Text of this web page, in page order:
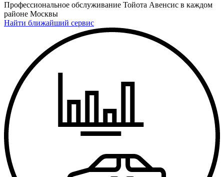
Профессиональное обслуживание Тойота Авенсис в каждом
районе Москвы
Найти ближайший сервис